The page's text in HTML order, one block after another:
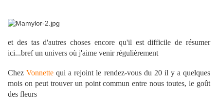
et des tas d'autres choses encore qu'il est difficile de résumer
ici...bref un univers où j'aime venir régulièrement
ChezVonnette qui a rejoint le rendez-vous du 20 il y a quelques
mois on peut trouver un point commun entre nous toutes, le goût
des fleurs